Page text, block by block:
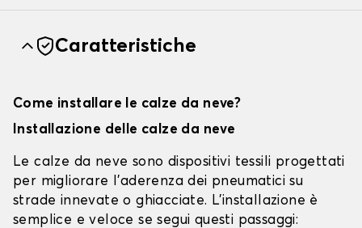
Caratteristiche
Come installare le calze da neve?
Installazione delle calze da neve
Le calze da neve sono dispositivi tessili progettati
per migliorare l'aderenza dei pneumatici su
strade innevate o ghiacciate. L'installazione è
semplice e veloce se segui questi passaggi: